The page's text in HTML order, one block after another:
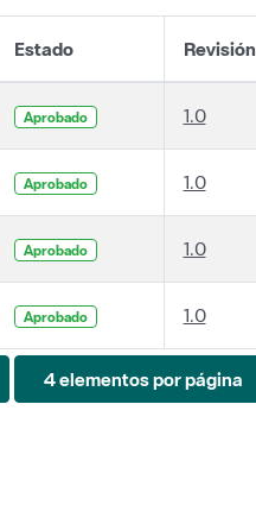
Estado Revisión
Aprobado 1.0
Aprobado 1.0
Aprobado 1.0
Aprobado 1.0
4 elementos por página